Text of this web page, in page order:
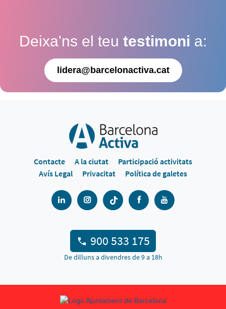
Deixa'ns el teu testimoni a:
lidera@barcelonactiva.cat
Contacte A la ciutat
Participació activitats
Avís Legal
Privacitat Política de galetes
900 533 175
De dilluns a divendres de 9 a 18h